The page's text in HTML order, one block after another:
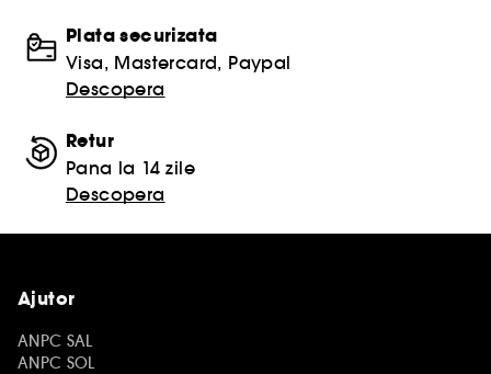
Plata securizata
Visa, Mastercard, Paypal
Descopera
Retur
Pana la 14 zile
Descopera
Ajutor
ANPC SAL
ANPC SOL